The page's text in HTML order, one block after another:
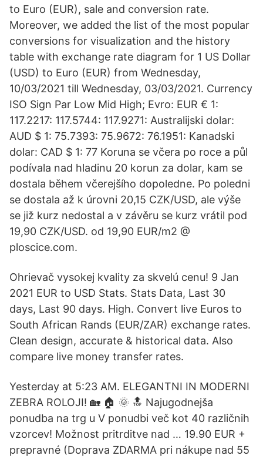
to Euro (EUR), sale and conversion rate.
Moreover, we added the list of the most popular
conversions for visualization and the history
table with exchange rate diagram for 1 US Dollar
(USD) to Euro (EUR) from Wednesday,
10/03/2021 till Wednesday, 03/03/2021. Currency
ISO Sign Par Low Mid High; Evro: EUR € 1:
117.2217: 117.5744: 117.9271: Australijski dolar:
AUD $ 1: 75.7393: 75.9672: 76.1951: Kanadski
dolar: CAD $ 1: 77 Koruna se včera po roce a půl
podívala nad hladinu 20 korun za dolar, kam se
dostala během včerejšího dopoledne. Po poledni
se dostala až k úrovni 20,15 CZK/USD, ale výše
se již kurz nedostal a v závěru se kurz vrátil pod
19,90 CZK/USD. od 19,90 EUR/m2 @
ploscice.com.
Ohrievač vysokej kvality za skvelú cenu! 9 Jan
2021 EUR to USD Stats. Stats Data, Last 30
days, Last 90 days. High. Convert live Euros to
South African Rands (EUR/ZAR) exchange rates.
Clean design, accurate & historical data. Also
compare live money transfer rates.
Yesterday at 5:23 AM. ELEGANTNI IN MODERNI
ZEBRA ROLOJI! 🏡 🏠 🌞 🔝 Najugodnejša
ponudba na trg u V ponudbi več kot 40 različnih
vzorcev! Možnost pritrditve nad … 19.90 EUR +
prepravné (Doprava ZDARMA pri nákupe nad 55